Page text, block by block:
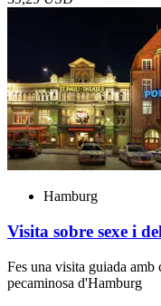
Hamburg
Visita sobre sexe i
Fes una visita guiada amb
pecaminosa d'Hamburg